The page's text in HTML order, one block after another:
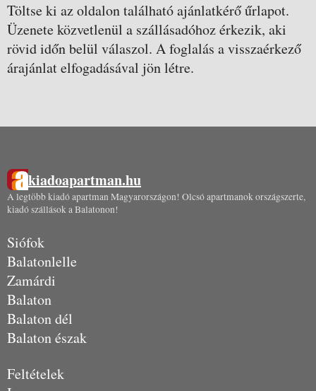
Töltse ki az oldalon található ajánlatkérő űrlapot.
Üzenete közvetlenül a szállásadóhoz érkezik, aki
rövid időn belül válaszol. A foglalás a visszaérkező
árajánlat elfogadásával jön létre.
kiadoapartman.hu
A legtöbb kiadó apartman Magyarországon! Olcsó apartmanok országszerte,
kiadó szállások a Balatonon!
Siófok
Balatonlelle
Zamárdi
Balaton
Balaton dél
Balaton észak
Feltételek